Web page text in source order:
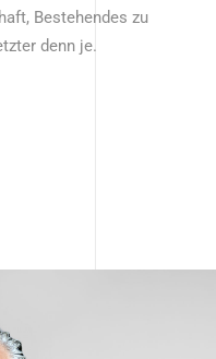
Bestehendes zu
denn je.